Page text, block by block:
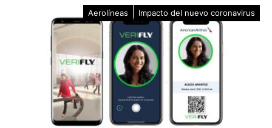
Aerolíneas Impacto del nuevo coronavirus